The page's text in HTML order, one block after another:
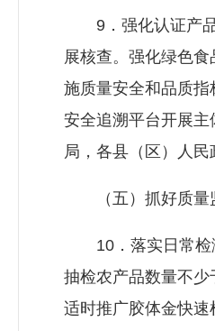
9．强化认证产品
展核查。强化绿色
施质量安全和品质
安全追溯平台开展
局，各县（区）人民
（五）抓好质量
10．落实日常检测
抽检农产品数量不
适时推广胶体金快